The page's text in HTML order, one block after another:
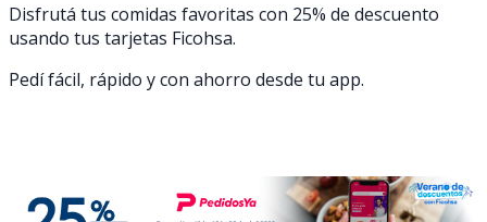
Disfrutá tus comidas favoritas con 25% de descuento
usando tus tarjetas Ficohsa.
Pedí fácil, rápido y con ahorro desde tu app.